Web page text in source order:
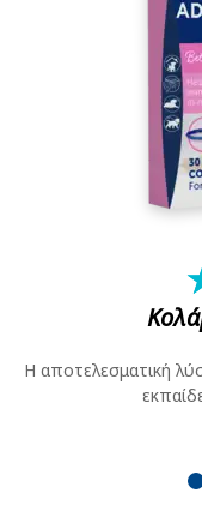
Η αποτελεσματική